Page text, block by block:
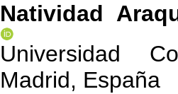
Natividad
Universidad
Madrid, España